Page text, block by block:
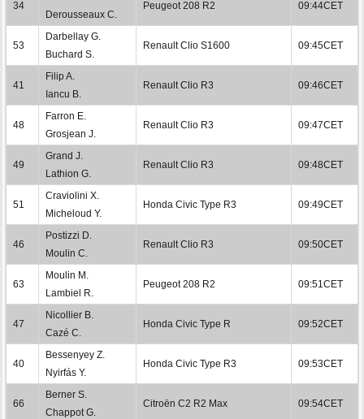
34
Derousseaux C.
Peugeot 208 R2 09:44CET
53
Darbellay G.
Buchard S.
Renault Clio S1600 09:45CET
41
Filip A.
Iancu B.
Renault Clio R3 09:46CET
48
Farron E.
Grosjean J.
Renault Clio R3 09:47CET
49
Grand J.
Lathion G.
Renault Clio R3 09:48CET
51
Craviolini X.
Micheloud Y.
Honda Civic Type R3 09:49CET
46
Postizzi D.
Moulin C.
Renault Clio R3 09:50CET
63
Moulin M.
Lambiel R.
Peugeot 208 R2 09:51CET
47
Nicollier B.
Cazé C.
Honda Civic Type R 09:52CET
40
Bessenyey Z.
Nyirfás Y.
Honda Civic Type R3 09:53CET
66
Berner S.
Chappot G.
Citroën C2 R2 Max 09:54CET